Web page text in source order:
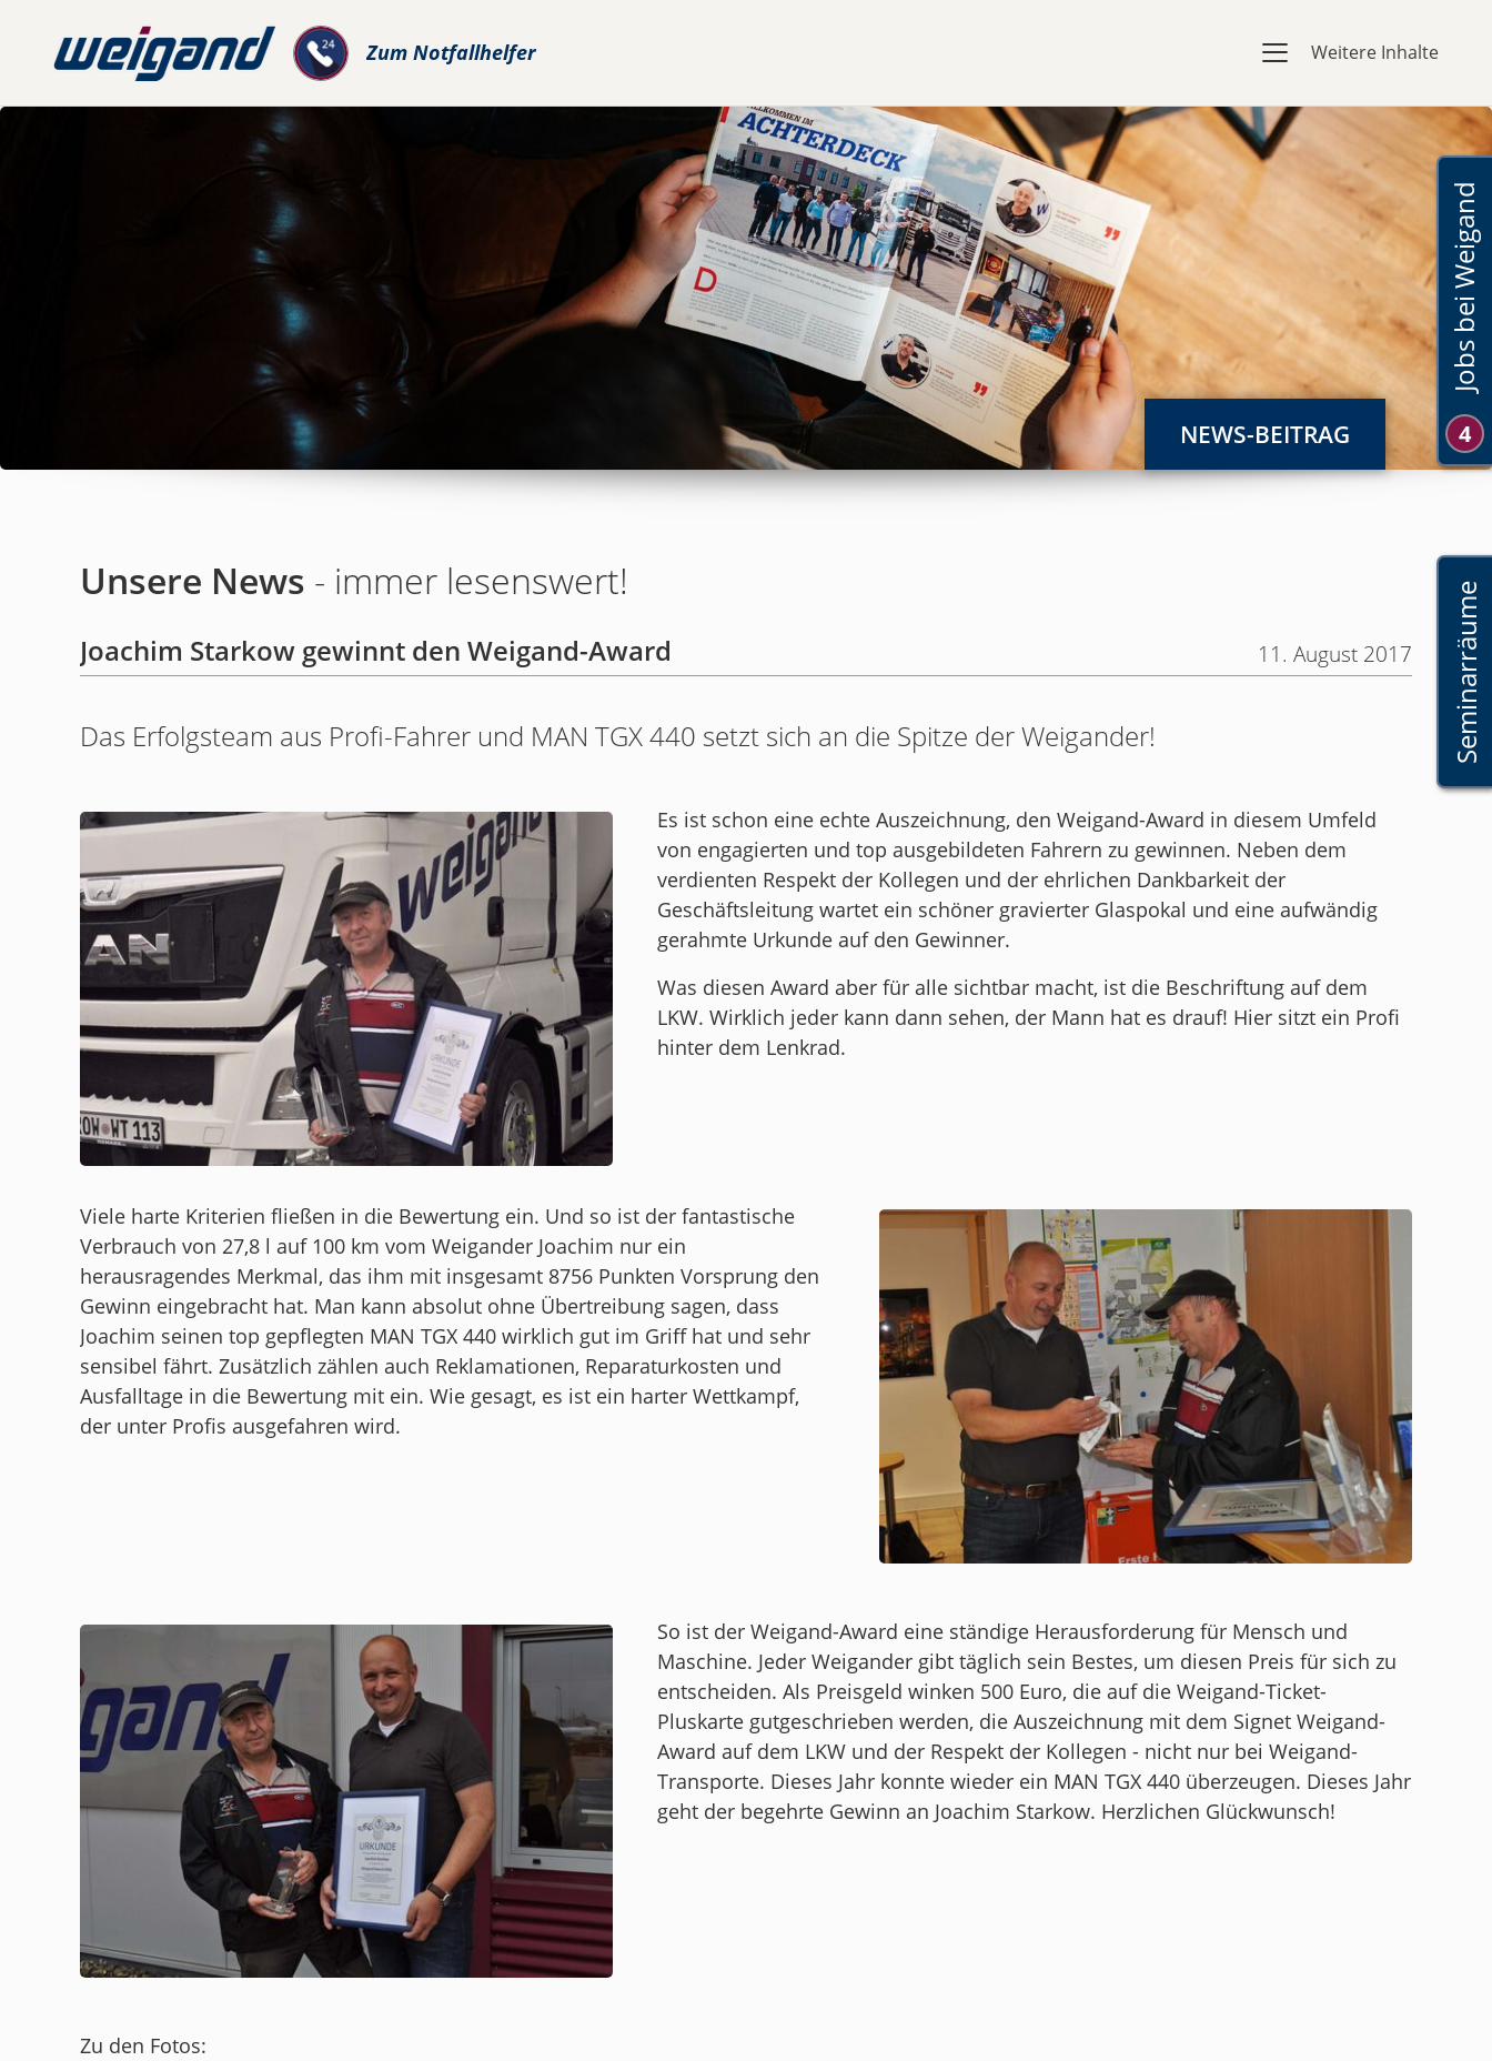
Zum Notfallhelfer Weitere Inhalte
NEWS-BEITRAG
Jobs bei Weigand
4
Seminarräume
Unsere News - immer lesenswert!
Joachim Starkow gewinnt den Weigand-Award 11. August 2017
Das Erfolgsteam aus Profi-Fahrer und MAN TGX 440 setzt sich an die Spitze der Weigander!
Es ist schon eine echte Auszeichnung, den Weigand-Award in diesem Umfeld
von engagierten und top ausgebildeten Fahrern zu gewinnen. Neben dem
verdienten Respekt der Kollegen und der ehrlichen Dankbarkeit der
Geschäftsleitung wartet ein schöner gravierter Glaspokal und eine aufwändig
gerahmte Urkunde auf den Gewinner.
Was diesen Award aber für alle sichtbar macht, ist die Beschriftung auf dem
LKW. Wirklich jeder kann dann sehen, der Mann hat es drauf! Hier sitzt ein Profi
hinter dem Lenkrad.
Viele harte Kriterien fließen in die Bewertung ein. Und so ist der fantastische
Verbrauch von 27,8 l auf 100 km vom Weigander Joachim nur ein
herausragendes Merkmal, das ihm mit insgesamt 8756 Punkten Vorsprung den
Gewinn eingebracht hat. Man kann absolut ohne Übertreibung sagen, dass
Joachim seinen top gepflegten MAN TGX 440 wirklich gut im Griff hat und sehr
sensibel fährt. Zusätzlich zählen auch Reklamationen, Reparaturkosten und
Ausfalltage in die Bewertung mit ein. Wie gesagt, es ist ein harter Wettkampf,
der unter Profis ausgefahren wird.
So ist der Weigand-Award eine ständige Herausforderung für Mensch und
Maschine. Jeder Weigander gibt täglich sein Bestes, um diesen Preis für sich zu
entscheiden. Als Preisgeld winken 500 Euro, die auf die Weigand-Ticket-
Pluskarte gutgeschrieben werden, die Auszeichnung mit dem Signet Weigand-
Award auf dem LKW und der Respekt der Kollegen - nicht nur bei Weigand-
Transporte. Dieses Jahr konnte wieder ein MAN TGX 440 überzeugen. Dieses Jahr
geht der begehrte Gewinn an Joachim Starkow. Herzlichen Glückwunsch!
Zu den Fotos: